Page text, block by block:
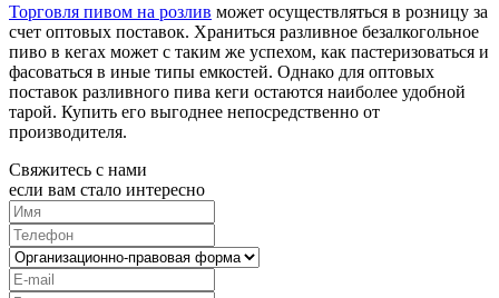
Торговля пивом на розлив может осуществляться в розницу за
счет оптовых поставок. Храниться разливное безалкогольное
пиво в кегах может с таким же успехом, как пастеризоваться и
фасоваться в иные типы емкостей. Однако для оптовых
поставок разливного пива кеги остаются наиболее удобной
тарой. Купить его выгоднее непосредственно от
производителя.
Свяжитесь с нами
если вам стало интересно